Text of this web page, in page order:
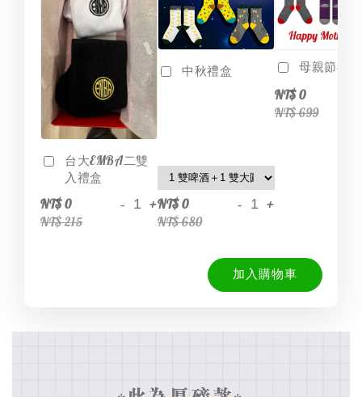
台大EMBA二雙
入禮盒
NT$ 0
NT$ 215
- +
中秋禮盒
NT$ 0
NT$ 680
- +
母親節禮
NT$ 0
NT$ 699
加入購物車